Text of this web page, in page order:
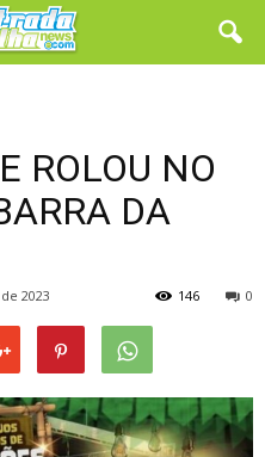
ROLOU NO
DA
2023 0
146